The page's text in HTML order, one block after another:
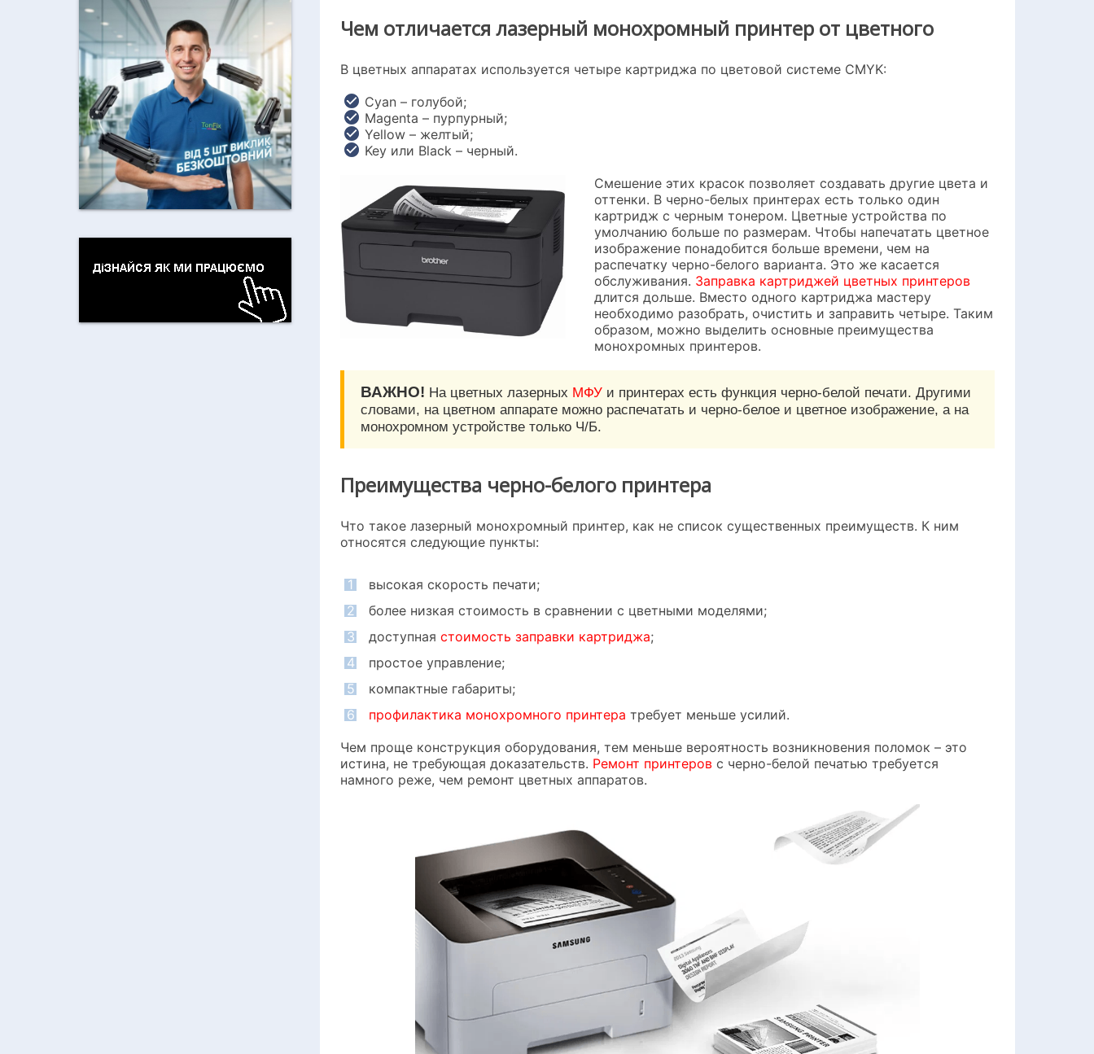
Чем отличается лазерный монохромный принтер от цветного
В цветных аппаратах используется четыре картриджа по цветовой системе CMYK:
Cyan – голубой;
Magenta – пурпурный;
Yellow – желтый;
Key или Black – черный.
Смешение этих красок позволяет создавать другие цвета и
оттенки. В черно-белых принтерах есть только один
картридж с черным тонером. Цветные устройства по
умолчанию больше по размерам. Чтобы напечатать цветное
изображение понадобится больше времени, чем на
распечатку черно-белого варианта. Это же касается
обслуживания. Заправка картриджей цветных принтеров
длится дольше. Вместо одного картриджа мастеру
необходимо разобрать, очистить и заправить четыре. Таким
образом, можно выделить основные преимущества
монохромных принтеров.
ВАЖНО! На цветных лазерных МФУ и принтерах есть функция черно-белой печати. Другими
словами, на цветном аппарате можно распечатать и черно-белое и цветное изображение, а на
монохромном устройстве только Ч/Б.
Преимущества черно-белого принтера
Что такое лазерный монохромный принтер, как не список существенных преимуществ. К ним
относятся следующие пункты:
1
высокая скорость печати;
2
более низкая стоимость в сравнении с цветными моделями;
3
доступнаястоимость заправки картриджа;
4
простое управление;
5
компактные габариты;
6
профилактика монохромного принтера требует меньше усилий.
Чем проще конструкция оборудования, тем меньше вероятность возникновения поломок – это
истина, не требующая доказательств. Ремонт принтеров с черно-белой печатью требуется
намного реже, чем ремонт цветных аппаратов.